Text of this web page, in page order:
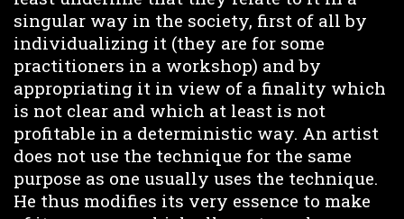
singular way in the society, first of all by
individualizing it (they are for some
practitioners in a workshop) and by
appropriating it in view of a finality which
is not clear and which at least is not
profitable in a deterministic way. An artist
does not use the technique for the same
purpose as one usually uses the technique.
He thus modifies its very essence to make